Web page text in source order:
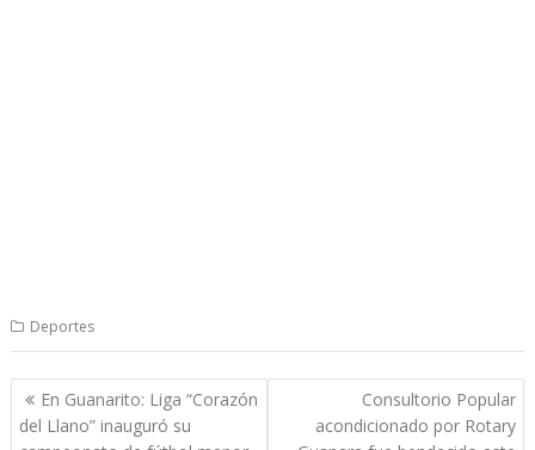
Deportes
Navegación
de
En Guanarito: Liga “Corazón
del Llano” inauguró su
Consultorio Popular
acondicionado por Rotary